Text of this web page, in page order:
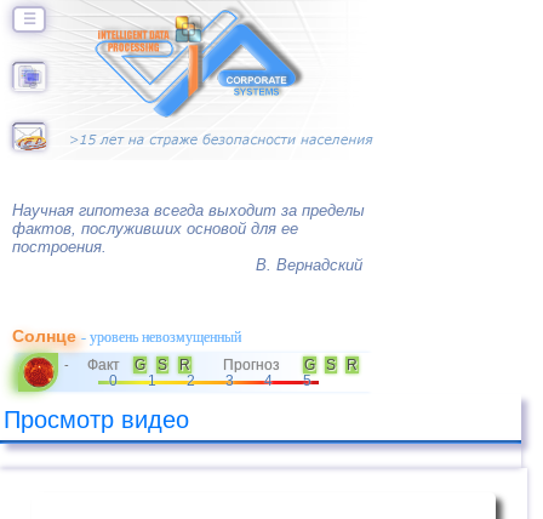
☰
Научная гипотеза всегда выходит за пределы
фактов, послуживших основой для ее
построения.
В. Вернадский
Солнце- уровень невозмущенный
- Факт G S R Прогноз G S
R
0
1 2 3 4 5
Просмотр видео